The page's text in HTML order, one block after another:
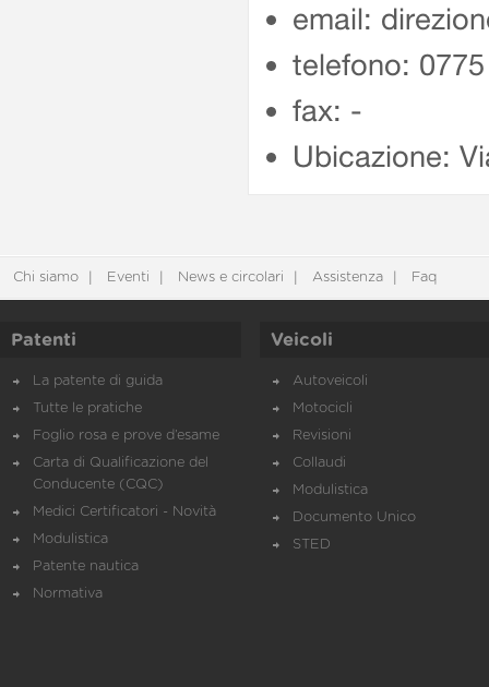
email:
telefono:
fax: -
Ubicazione:
Chi siamo Eventi News e circolari Assistenza Faq
Patenti
La patente di guida
Tutte le pratiche
Foglio rosa e prove d’esame
Carta di Qualificazione del
Conducente (CQC)
Medici Certificatori - Novità
Modulistica
Patente nautica
Normativa
Veicoli
Autoveicoli
Motocicli
Revisioni
Collaudi
Modulistica
Documento Unico
STED